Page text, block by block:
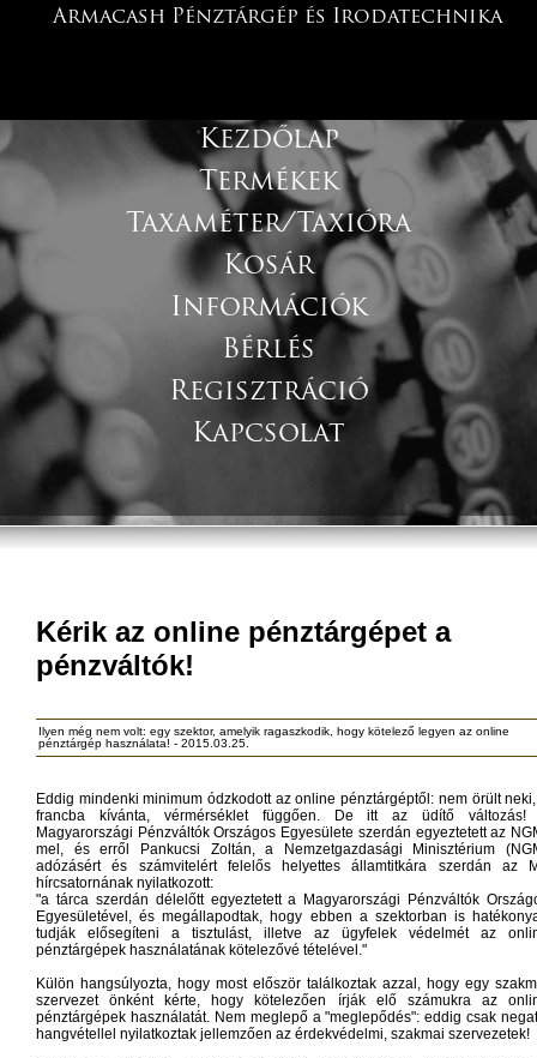
Armacash Pénztárgép és Irodatechnika
Kezdőlap
Termékek
Taxaméter/Taxióra
Kosár
Információk
Bérlés
Regisztráció
Kapcsolat
Kérik az online pénztárgépet a
pénzváltók!
Ilyen még nem volt: egy szektor, amelyik ragaszkodik, hogy kötelező legyen az online
pénztárgép használata! - 2015.03.25.
Eddig mindenki minimum ódzkodott az online pénztárgéptől: nem örült
francba kívánta, vérmérséklet függően. De itt az üdítő változás!
Magyarországi Pénzváltók Országos Egyesülete szerdán egyeztetett az
mel, és erről Pankucsi Zoltán, a Nemzetgazdasági Minisztérium
adózásért és számvitelért felelős helyettes államtitkára szerdán az
hírcsatornának nyilatkozott:
"a tárca szerdán délelőtt egyeztetett a Magyarországi Pénzváltók
Egyesületével, és megállapodtak, hogy ebben a szektorban is
tudják elősegíteni a tisztulást, illetve az ügyfelek védelmét az
pénztárgépek használatának kötelezővé tételével."
Külön hangsúlyozta, hogy most először találkoztak azzal, hogy egy
szervezet önként kérte, hogy kötelezően írják elő számukra az
pénztárgépek használatát. Nem meglepő a "meglepődés": eddig csak
hangvétellel nyilatkoztak jellemzően az érdekvédelmi, szakmai szervezetek!